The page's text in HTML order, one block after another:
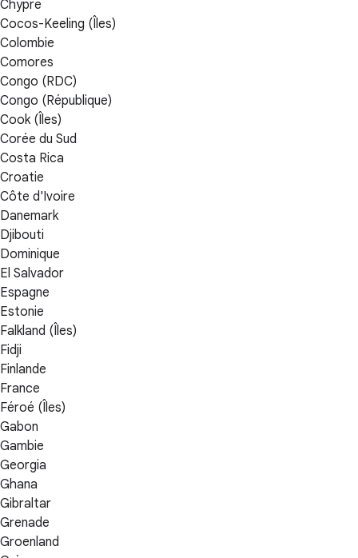
Chypre
Cocos-Keeling (Îles)
Colombie
Comores
Congo (RDC)
Congo (République)
Cook (Îles)
Corée du Sud
Costa Rica
Croatie
Côte d'Ivoire
Danemark
Djibouti
Dominique
El Salvador
Espagne
Estonie
Falkland (Îles)
Fidji
Finlande
France
Féroé (Îles)
Gabon
Gambie
Georgia
Ghana
Gibraltar
Grenade
Groenland